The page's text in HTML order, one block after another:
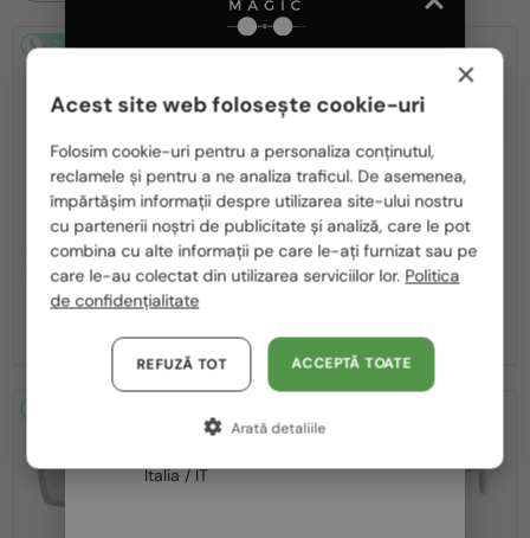
2-4 ZILE
Roberto Cavalli—
Ochelari de soare
SRC006 - 0300 - 63
2-4 ZILE -21%
Roberto Cavalli—
Ochelari de soare
SRC002S - 700Y - 54
România / RO
Polska / PL
Magyarország / HU
United Arab Emirates / EN
Austria / AT
Germania / DE
Franța / FR
Italia / IT
×
Acest site web folosește cookie-uri
Folosim cookie-uri pentru a personaliza conținutul,
reclamele și pentru a ne analiza traficul. De asemenea,
împărtășim informații despre utilizarea site-ului nostru
cu partenerii noștri de publicitate și analiză, care le pot
combina cu alte informații pe care le-ați furnizat sau pe
care le-au colectat din utilizarea serviciilor lor. Politica
de confidențialitate
ACCEPTĂ TOATE
REFUZĂ TOT
Arată detaliile